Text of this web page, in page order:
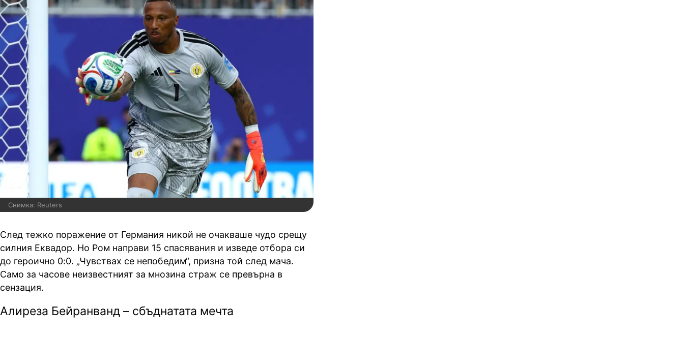
Снимка: Reuters
След тежко поражение от Германия никой не очакваше чудо срещу
силния Еквадор. Но Ром направи 15 спасявания и изведе отбора си
до героично 0:0. „Чувствах се непобедим“, призна той след мача.
Само за часове неизвестният за мнозина страж се превърна в
сензация.
Алиреза Бейранванд – сбъднатата мечта